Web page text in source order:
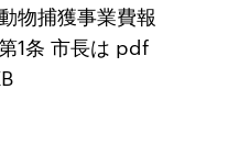
物捕獲事業費報
1条 市長は pdf